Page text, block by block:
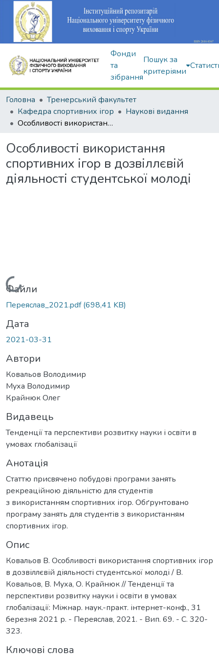
Фонди
та
зібрання
Пошук за
критеріями
Головна
Тренерський факультет
Кафедра спортивних ігор
Наукові видання
Особливості використання спортивних ігор в дозвіллєвій діяльності студентської молоді
Особливості використання
спортивних ігор в дозвіллєвій
діяльності студентської молоді
Вантажиться...
Файли
Переяслав_2021.pdf(698,41 KB)
Дата
2021-03-31
Автори
Ковальов Володимир
Муха Володимир
Крайнюк Олег
Видавець
Тенденції та перспективи розвитку науки і освіти в
умовах глобалізації
Анотація
Статтю присвячено побудові програми занять
рекреаційною діяльністю для студентів
з використанням спортивних ігор. Обґрунтовано
програму занять для студентів з використанням
спортивних ігор.
Опис
Ковальов В. Особливості використання спортивних ігор
в дозвіллєвій діяльності студентської молоді / В.
Ковальов, В. Муха, О. Крайнюк // Тенденції та
перспективи розвитку науки і освіти в умовах
глобалізації: Міжнар. наук.-практ. інтернет-конф., 31
березня 2021 р. - Переяслав, 2021. - Вип. 69. - С. 320-
323.
Ключові слова